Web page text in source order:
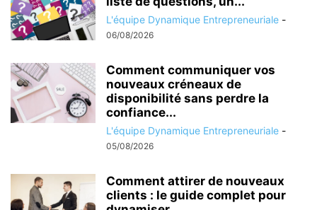
L'équipe Dynamique Entrepreneuriale -
06/08/2026
Comment communiquer vos
nouveaux créneaux de
disponibilité sans perdre la
confiance...
L'équipe Dynamique Entrepreneuriale -
05/08/2026
Comment attirer de nouveaux
clients : le guide complet pour